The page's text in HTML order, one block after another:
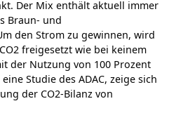
Der Mix enthält aktuell immer
Braun- und
den Strom zu gewinnen, wird
freigesetzt wie bei keinem
der Nutzung von 100 Prozent
Studie des ADAC, zeige sich
der CO2-Bilanz von